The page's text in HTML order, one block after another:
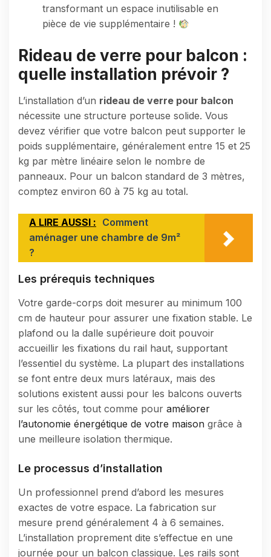
transformant un espace inutilisable en
pièce de vie supplémentaire !
Rideau de verre pour balcon :
quelle installation prévoir ?
L’installation d’un rideau de verre pour balcon
nécessite une structure porteuse solide. Vous
devez vérifier que votre balcon peut supporter le
poids supplémentaire, généralement entre 15 et 25
kg par mètre linéaire selon le nombre de
panneaux. Pour un balcon standard de 3 mètres,
comptez environ 60 à 75 kg au total.
A LIRE AUSSI : Comment
aménager une chambre de 9m²
?
Les prérequis techniques
Votre garde-corps doit mesurer au minimum 100
cm de hauteur pour assurer une fixation stable. Le
plafond ou la dalle supérieure doit pouvoir
accueillir les fixations du rail haut, supportant
l’essentiel du système. La plupart des installations
se font entre deux murs latéraux, mais des
solutions existent aussi pour les balcons ouverts
sur les côtés, tout comme pour améliorer
l’autonomie énergétique de votre maison grâce à
une meilleure isolation thermique.
Le processus d’installation
Un professionnel prend d’abord les mesures
exactes de votre espace. La fabrication sur
mesure prend généralement 4 à 6 semaines.
L’installation proprement dite s’effectue en une
journée pour un balcon classique. Les rails sont